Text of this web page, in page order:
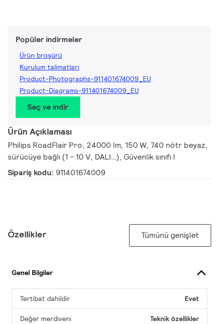
Popüler indirmeler
Ürün broşürü
Kurulum talimatları
Product-Photographs-911401674009_EU
Product-Diagrams-911401674009_EU
Seç ve indir
Ürün Açıklaması
Philips RoadFlair Pro, 24000 lm, 150 W, 740 nötr beyaz,
sürücüye bağlı (1 - 10 V, DALI…), Güvenlik sınıfı I
Sipariş kodu: 911401674009
Özellikler Tümünü genişlet
Genel Bilgiler
Tertibat dahildir Evet
Değer merdiveni Teknik özellikler